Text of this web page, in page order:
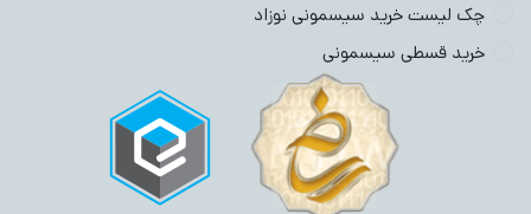
چک لیست خرید سیسمونی نوزاد
خرید قسطی سیسمونی